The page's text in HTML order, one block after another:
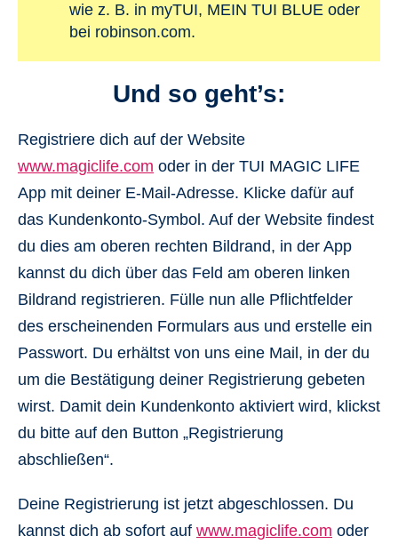
wie z. B. in myTUI, MEIN TUI BLUE oder
bei robinson.com.
Und so geht’s:
Registriere dich auf der Website
www.magiclife.com oder in der TUI MAGIC LIFE
App mit deiner E-Mail-Adresse. Klicke dafür auf
das Kundenkonto-Symbol. Auf der Website findest
du dies am oberen rechten Bildrand, in der App
kannst du dich über das Feld am oberen linken
Bildrand registrieren. Fülle nun alle Pflichtfelder
des erscheinenden Formulars aus und erstelle ein
Passwort. Du erhältst von uns eine Mail, in der du
um die Bestätigung deiner Registrierung gebeten
wirst. Damit dein Kundenkonto aktiviert wird, klickst
du bitte auf den Button „Registrierung
abschließen“.
Deine Registrierung ist jetzt abgeschlossen. Du
kannst dich ab sofort auf www.magiclife.com oder